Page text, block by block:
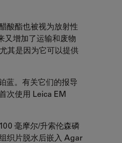
酸酯也被视为放射性
又增加了运输和废物
其是因为它可以提供
蓝。有关它们的报导
次使用 Leica EM
毫摩尔/升索伦森磷
织片脱水后嵌入 Agar